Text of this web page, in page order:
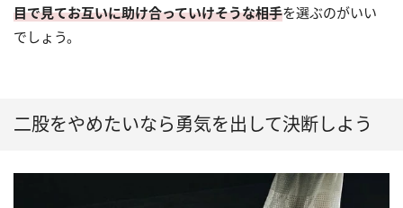
目で見てお互いに助け合っていけそうな相手を選ぶのがいい
でしょう。
二股をやめたいなら勇気を出して決断しよう